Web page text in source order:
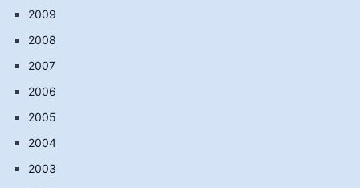
2009
2008
2007
2006
2005
2004
2003